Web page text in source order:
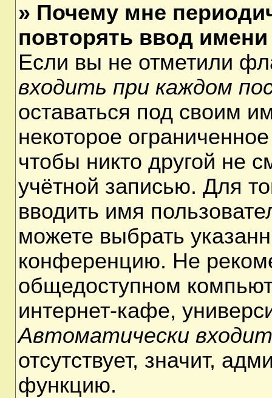
» Почему мне
повторять ввод
Если вы не отметили
входить при каждом
оставаться под своим
некоторое
чтобы никто другой не
учётной записью. Для
вводить имя
можете выбрать
конференцию. Не
общедоступном
интернет-кафе,
Автоматически
отсутствует, значит,
функцию.